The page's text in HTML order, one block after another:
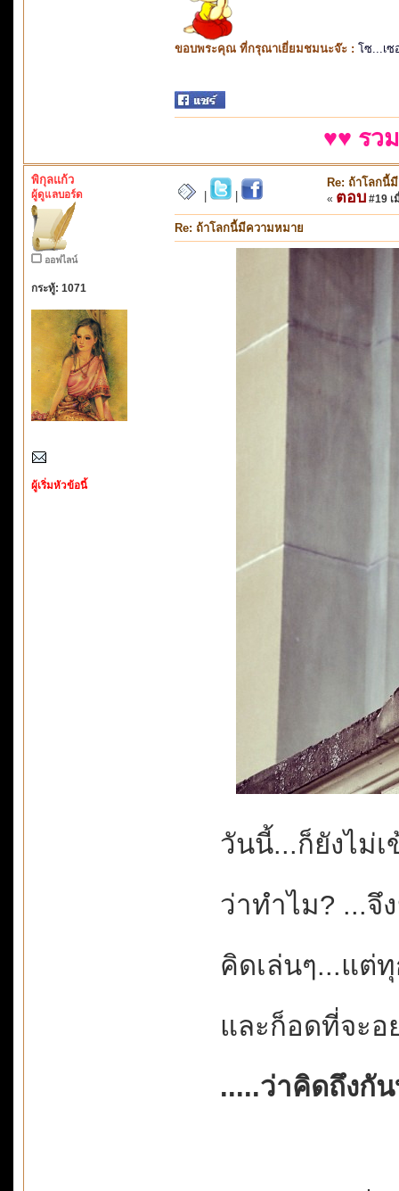
ขอบพระคุณ ที่กรุณาเยี่ยมชมนะจ๊ะ : โซ...เซ
♥♥ รว
พิกุลแก้ว
ผู้ดูแลบอร์ด
ออฟไลน์
กระทู้: 1071
ผู้เริ่มหัวข้อนี้
Re: ถ้าโลกนี้
« ตอบ #19 เ
Re: ถ้าโลกนี้มีความหมาย
วันนี้...ก็ยังไม่เ
ว่าทำไม? ...จึ
คิดเล่นๆ...แต่
และก็อดที่จะอ
.....ว่าคิดถึงกั